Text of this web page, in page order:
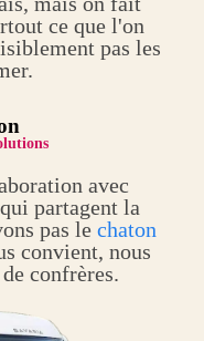
ce que l'on
pas les
avec
partagent la
pas lechaton
convient, nous
confrères.